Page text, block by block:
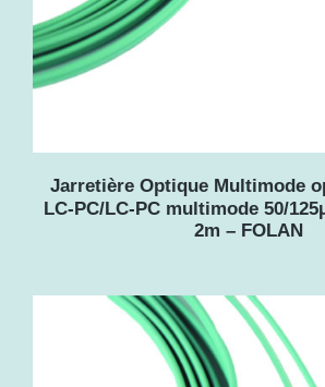
Jarretière Optique Multimode
LC-PC/LC-PC multimode 50/
2m – FOLAN